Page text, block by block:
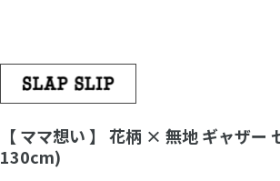
【 ママ想い 】 花柄 × 無地 ギャザー
130cm)